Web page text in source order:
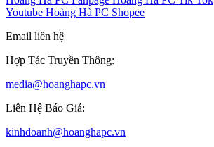
Youtube Hoàng Hà PC Shopee
Email liên hệ
Hợp Tác Truyền Thông:
media@hoanghapc.vn
Liên Hệ Báo Giá:
kinhdoanh@hoanghapc.vn